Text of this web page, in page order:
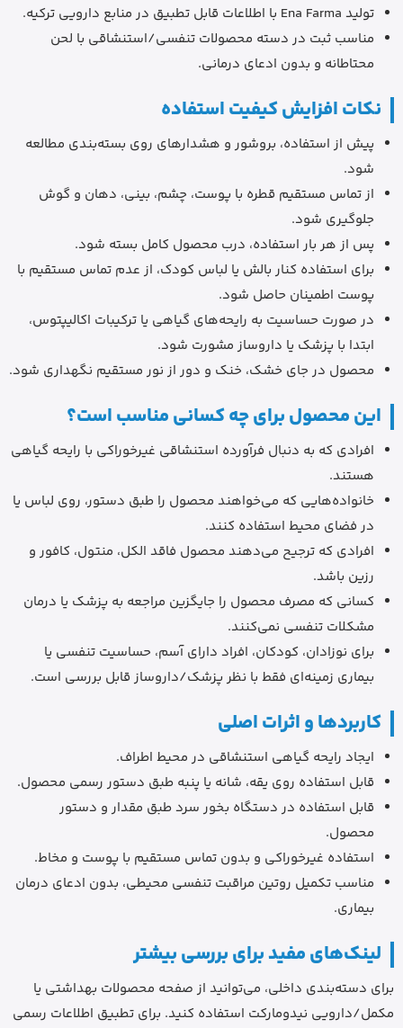
تولید Ena Farma با اطلاعات قابل تطبیق در منابع دارویی ترکیه.
مناسب ثبت در دسته محصولات تنفسی/استنشاقی با لحن
محتاطانه و بدون ادعای درمانی.
نکات افزایش کیفیت استفاده
پیش از استفاده، بروشور و هشدارهای روی بسته‌بندی مطالعه
شود.
از تماس مستقیم قطره با پوست، چشم، بینی، دهان و گوش
جلوگیری شود.
پس از هر بار استفاده، درب محصول کامل بسته شود.
برای استفاده کنار بالش یا لباس کودک، از عدم تماس مستقیم با
پوست اطمینان حاصل شود.
در صورت حساسیت به رایحه‌های گیاهی یا ترکیبات اکالیپتوس،
ابتدا با پزشک یا داروساز مشورت شود.
محصول در جای خشک، خنک و دور از نور مستقیم نگهداری شود.
این محصول برای چه کسانی مناسب است؟
افرادی که به دنبال فرآورده استنشاقی غیرخوراکی با رایحه گیاهی
هستند.
خانواده‌هایی که می‌خواهند محصول را طبق دستور، روی لباس یا
در فضای محیط استفاده کنند.
افرادی که ترجیح می‌دهند محصول فاقد الکل، منتول، کافور و
رزین باشد.
کسانی که مصرف محصول را جایگزین مراجعه به پزشک یا درمان
مشکلات تنفسی نمی‌کنند.
برای نوزادان، کودکان، افراد دارای آسم، حساسیت تنفسی یا
بیماری زمینه‌ای فقط با نظر پزشک/داروساز قابل بررسی است.
کاربردها و اثرات اصلی
ایجاد رایحه گیاهی استنشاقی در محیط اطراف.
قابل استفاده روی یقه، شانه یا پنبه طبق دستور رسمی محصول.
قابل استفاده در دستگاه بخور سرد طبق مقدار و دستور
محصول.
استفاده غیرخوراکی و بدون تماس مستقیم با پوست و مخاط.
مناسب تکمیل روتین مراقبت تنفسی محیطی، بدون ادعای درمان
بیماری.
لینک‌های مفید برای بررسی بیشتر
برای دسته‌بندی داخلی، می‌توانید از صفحه محصولات بهداشتی یا
مکمل/دارویی نیدومارکت استفاده کنید. برای تطبیق اطلاعات رسمی